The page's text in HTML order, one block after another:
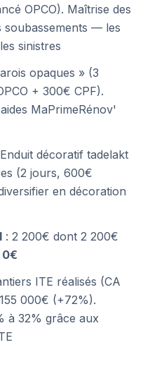
OPCO). Maîtrise des
soubassements — les
sinistres
opaques » (3
+ 300€ CPF).
MaPrimeRénov'
décoratif tadelakt
(2 jours, 600€
en décoration
: 2 200€ dont 2 200€
0€
ITE réalisés (CA
000€ (+72%).
à 32% grâce aux